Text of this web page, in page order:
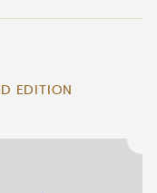
EDITION